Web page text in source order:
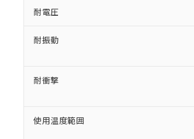
耐電圧
耐振動
耐衝撃
使用温度範囲